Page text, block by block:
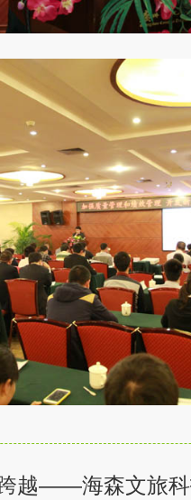
越——海森文旅科